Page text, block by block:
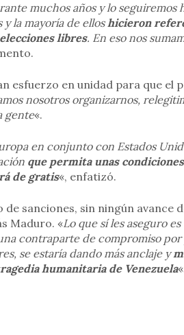
muchos años y lo seguiremos
la mayoría de elloshicieron
libres. En eso nos
esfuerzo en unidad para que el
nosotros organizarnos,
gente«.
en conjunto con Estados
que permita unas
de gratis«, enfatizó.
sanciones, sin ningún avance
Maduro. «Lo que sí les aseguro
contraparte de compromiso
se estaría dando más anclaje y
humanitaria de Venezuela